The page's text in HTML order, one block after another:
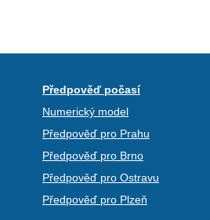
Předpověď počasí
Numerický model
Předpověď pro Prahu
Předpověď pro Brno
Předpověď pro Ostravu
Předpověď pro Plzeň